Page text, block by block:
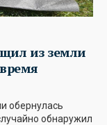
из земли
обернулась
обнаружил